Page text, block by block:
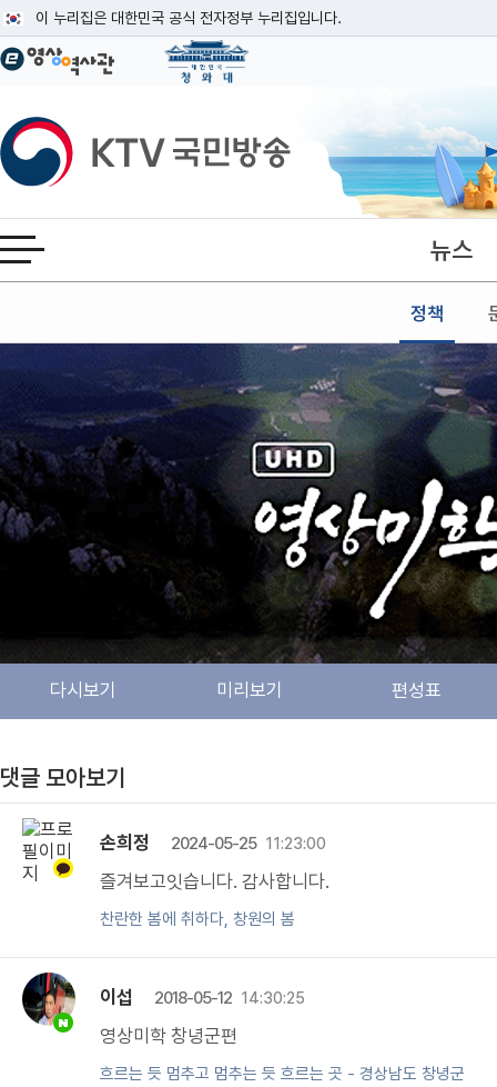
이 누리집은 대한민국 공식 전자정부 누리집입니다.
공식 누리집 주소 확인하기
이밖에 or.kr 또는 .kr등 다른 도메인 주소를 사용하고 있다면 아래 URL에서
운영중인 공식 누리집보기
KTV국민방송
전체메뉴 열기 뉴스
정책
본문
다시보기 미리보기 편성표
댓글 모아보기
손희정 2024-05-25 11:23:00
즐겨보고잇습니다. 감사합니다.
찬란한 봄에 취하다, 창원의 봄
이섭 2018-05-12 14:30:25
영상미학 창녕군편
흐르는 듯 멈추고 멈추는 듯 흐르는 곳 - 경상남도 창녕군